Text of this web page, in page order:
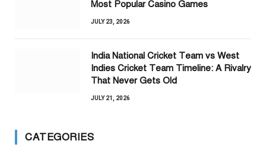
Most Popular Casino Games
JULY 23, 2026
India National Cricket Team vs West
Indies Cricket Team Timeline: A Rivalry
That Never Gets Old
JULY 21, 2026
CATEGORIES